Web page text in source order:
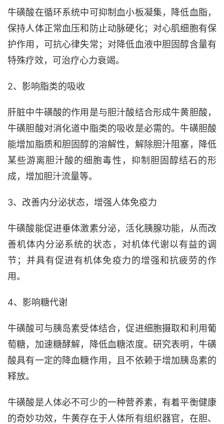
牛磺酸在循环系统中可抑制血小板凝集，降低血脂，
保持人体正常血压和防止动脉硬化；对心肌细胞有保
护作用，可抗心律失常；对降低血液中胆固醇含量有
特殊疗效，可治疗心力衰竭。
2、影响脂类的吸收
肝脏中牛磺酸的作用是与胆汁酸结合形成牛黄胆酸，
牛磺胆酸对消化道中脂类的吸收是必需的。牛磺胆酸
能增加脂质和胆固醇的溶解性，解除胆汁阻塞，降低
某些游离胆汁酸的细胞毒性，抑制胆固醇结石的形
成，增加胆汁流量等。
3、改善内分泌状态，增强人体免疫力
牛磺酸能促进垂体激素分泌，活化胰腺功能，从而改
善机体内分泌系统的状态，对机体代谢以有益的调
节；并具有促进有机体免疫力的增强和抗疲劳的作
用。
4、影响糖代谢
牛磺酸可与胰岛素受体结合，促进细胞摄取和利用葡
萄糖，加速糖酵解，降低血糖浓度。研究表明，牛磺
酸具有一定的降血糖作用，且不依赖于增加胰岛素的
释放。
牛磺酸是人体必不可少的一种营养素，有着平衡健康
的奇妙功效，牛黄存在于人体所有组织器官，在胆、